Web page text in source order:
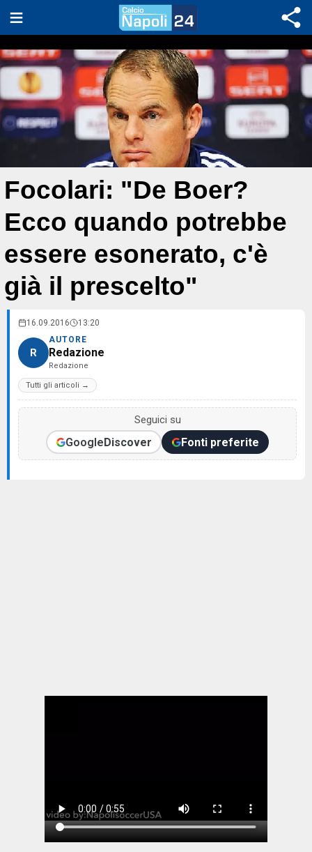
Focolari: "De Boer?
Ecco quando potrebbe
essere esonerato, c'è
già il prescelto"
16.09.2016 13:20
R
AUTORE
Redazione
Redazione
Tutti gli articoli →
Seguici su
GoogleDiscover Fonti preferite